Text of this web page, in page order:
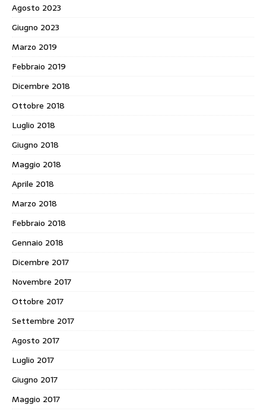
Agosto 2023
Giugno 2023
Marzo 2019
Febbraio 2019
Dicembre 2018
Ottobre 2018
Luglio 2018
Giugno 2018
Maggio 2018
Aprile 2018
Marzo 2018
Febbraio 2018
Gennaio 2018
Dicembre 2017
Novembre 2017
Ottobre 2017
Settembre 2017
Agosto 2017
Luglio 2017
Giugno 2017
Maggio 2017